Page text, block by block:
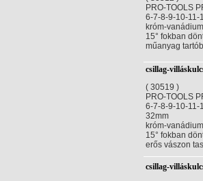
PRO-TOOLS
6-7-8-9-10-11-
króm-
15° fokban
műanyag
csillag-
( 30519 )
PRO-TOOLS
6-7-8-9-10-11-
32mm
króm-
15° fokban
erős vászon
csillag-